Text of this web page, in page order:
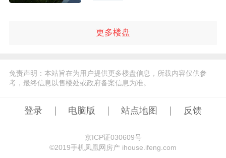
更多楼盘
免责声明：本站旨在为用户提供更多楼盘信息，所载内容仅供参
考，最终信息以售楼处或政府备案信息为准。
登录 电脑版 站点地图 反馈
京ICP证030609号
©️2019手机凤凰网房产 ihouse.ifeng.com